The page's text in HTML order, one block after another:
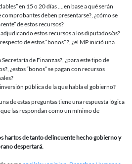
en 15 o 20 días ….en base a qué serán
deben presentarse?, ¿cómo se
de estos recursos?
estos recursos a los diputados/as?
de estos “bonos” ?, ¿el MP inició una
Secretaría de Finanzas?, ¿para este tipo de
¿estos “bonos” se pagan con recursos
pública de la que habla el gobierno?
de estas preguntas tiene una respuesta lógica
las respondan como un mínimo de
hartos de tanto delincuente hecho gobierno y
despertará.